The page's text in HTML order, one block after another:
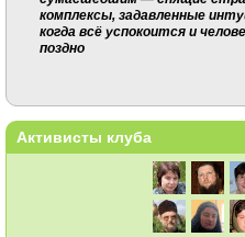
комплексы, задавленные
когда всё успокоится и
поздно
Активисты клуба